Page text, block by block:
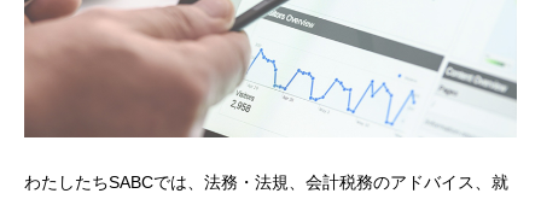
わたしたちSABCでは、法務・法規、会計税務のアドバイス、就